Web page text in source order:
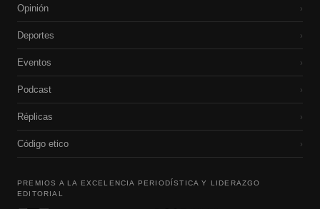
Opinión ›
Deportes ›
Eventos ›
Podcast ›
Réplicas ›
Código etico ›
PREMIOS A LA EXCELENCIA PERIODÍSTICA Y LIDERAZGO
EDITORIAL